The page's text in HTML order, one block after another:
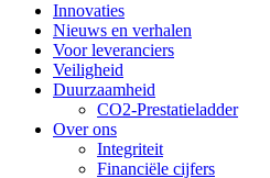
Innovaties
Nieuws en verhalen
Voor leveranciers
Veiligheid
Duurzaamheid
CO2-Prestatieladder
Over ons
Integriteit
Financiële cijfers